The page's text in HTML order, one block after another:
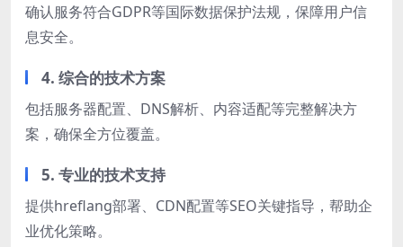
确认服务符合GDPR等国际数据保护法规，保障用户信
息安全。
4. 综合的技术方案
包括服务器配置、DNS解析、内容适配等完整解决方
案，确保全方位覆盖。
5. 专业的技术支持
提供hreflang部署、CDN配置等SEO关键指导，帮助企
业优化策略。